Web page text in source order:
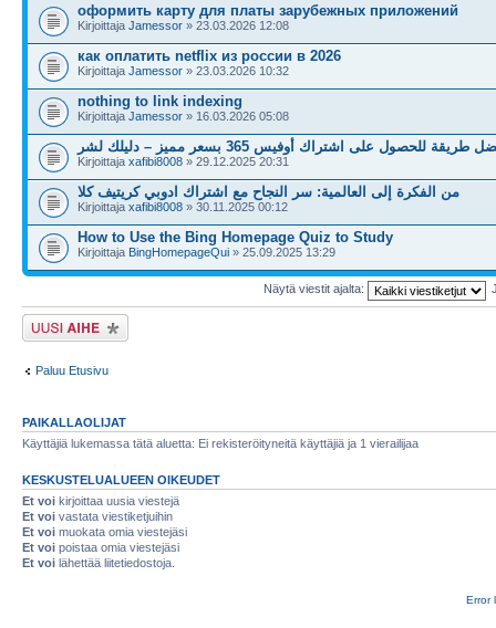
оформить карту для платы зарубежных приложений
Kirjoittaja Jamessor » 23.03.2026 12:08
как оплатить netflix из россии в 2026
Kirjoittaja Jamessor » 23.03.2026 10:32
nothing to link indexing
Kirjoittaja Jamessor » 16.03.2026 05:08
طريقة للحصول على اشتراك أوفيس 365 بسعر مميز – دليلك لشر
Kirjoittaja xafibi8008 » 29.12.2025 20:31
من الفكرة إلى العالمية: سر النجاح مع اشتراك ادوبي كريتيف كلا
Kirjoittaja xafibi8008 » 30.11.2025 00:12
How to Use the Bing Homepage Quiz to Study
Kirjoittaja BingHomepageQui » 25.09.2025 13:29
Näytä viestit ajalta:
Lähetä uusi viesti
Paluu Etusivu
PAIKALLAOLIJAT
Käyttäjiä lukemassa tätä aluetta: Ei rekisteröityneitä käyttäjiä ja 1 vierailijaa
KESKUSTELUALUEEN OIKEUDET
Et voi kirjoittaa uusia viestejä
Et voi vastata viestiketjuihin
Et voi muokata omia viestejäsi
Et voi poistaa omia viestejäsi
Et voi lähettää liitetiedostoja.
Error